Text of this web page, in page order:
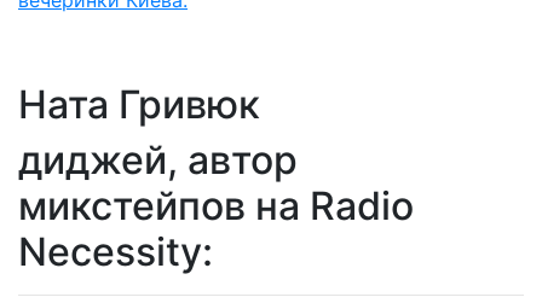
Ната Гривюк
диджей, автор
микстейпов на Radio
Necessity: